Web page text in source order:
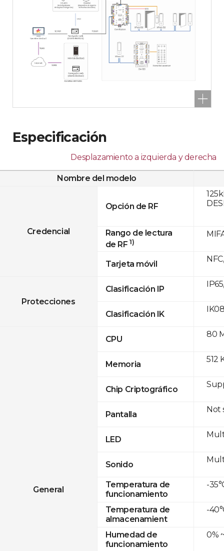
Especificación
Desplazamiento a izquierda y derecha
Nombre del modelo
Credencial
Opción de RF
Rango de lectura
de RF 1)
Tarjeta móvil
Protecciones
Clasificación IP
Clasificación IK
General
CPU
Memoria
Chip Criptográfico
Pantalla
LED
Sonido
Temperatura de
funcionamiento
Temperatura de
almacenamient
Humedad de
funcionamiento
80
512
Not
-
-
0%